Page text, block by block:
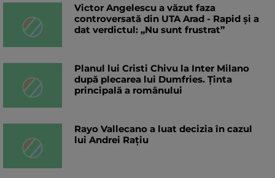
Victor Angelescu a văzut faza
controversată din UTA Arad - Rapid și a
dat verdictul: „Nu sunt frustrat”
Planul lui Cristi Chivu la Inter Milano
după plecarea lui Dumfries. Ținta
principală a românului
Rayo Vallecano a luat decizia în cazul
lui Andrei Rațiu